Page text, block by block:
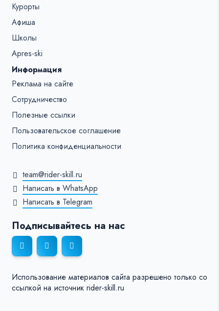
Курорты
Афиша
Школы
Apres-ski
Информация
Реклама на сайте
Сотрудничество
Полезные ссылки
Пользовательское соглашение
Политика конфиденциальности
team@rider-skill.ru
Написать в WhatsApp
Написать в Telegram
Подписывайтесь на нас
Использование материалов сайта разрешено только со
ссылкой на источник rider-skill.ru